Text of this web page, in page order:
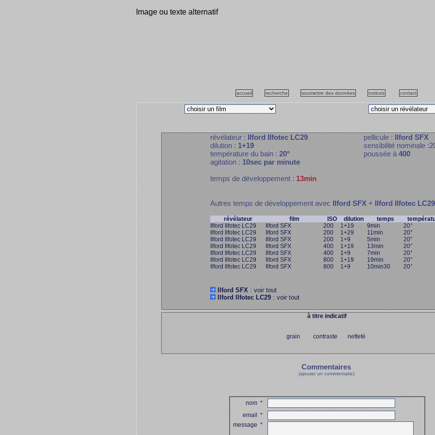
Image ou texte alternatif
accueil recherche soumettre des données notices contact
révélateur :Ilford Ilfotec LC29
dilution :1+19
température du bain :20°
agitation :10sec par minute
pellicule :Ilford SFX
sensibilité nominale
poussée à400
temps de développement :13min
Autres temps de développement avecIlford SFX+Ilford Ilfotec LC29
révélateur film ISO dilution temps
Ilford Ilfotec LC29
Ilford SFX 200 1+19 9min
20°
Ilford Ilfotec LC29
Ilford SFX 200 1+29 11min
20°
Ilford Ilfotec LC29
Ilford SFX 200 1+9 5min
20°
Ilford Ilfotec LC29
Ilford SFX 400 1+19 13min
20°
Ilford Ilfotec LC29
Ilford SFX 400 1+9 7min
20°
Ilford Ilfotec LC29
Ilford SFX 800 1+19 19min
20°
Ilford Ilfotec LC29
Ilford SFX 800 1+9 10min30 20°
Ilford SFX: voir tout
Ilford Ilfotec LC29: voir tout
à titre indicatif
grain contraste netteté
Commentaires
(ajouter un commentaire)
nom*
email*
message*